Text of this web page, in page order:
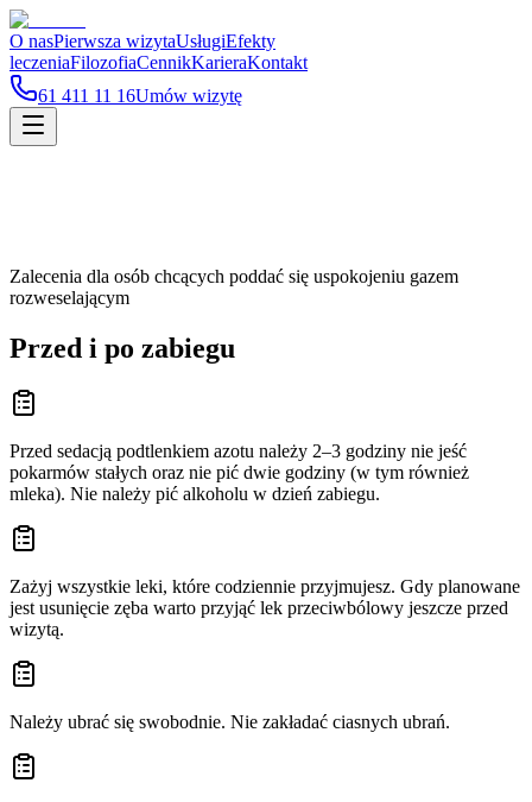
O nasPierwsza wizytaUsługiEfekty
leczeniaFilozofiaCennikKarieraKontakt
61 411 11 16Umów wizytę
Zalecenia dla osób chcących poddać się uspokojeniu gazem
rozweselającym
Przed i po zabiegu
Przed sedacją podtlenkiem azotu należy 2–3 godziny nie jeść
pokarmów stałych oraz nie pić dwie godziny (w tym również
mleka). Nie należy pić alkoholu w dzień zabiegu.
Zażyj wszystkie leki, które codziennie przyjmujesz. Gdy planowane
jest usunięcie zęba warto przyjąć lek przeciwbólowy jeszcze przed
wizytą.
Należy ubrać się swobodnie. Nie zakładać ciasnych ubrań.